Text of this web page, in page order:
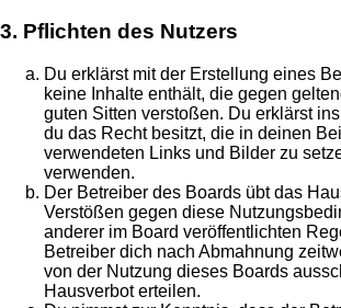
3. Pflichten des Nutzers
Du erklärst mit der Erstellung eines
keine Inhalte enthält, die gegen
guten Sitten verstoßen. Du erklärst
du das Recht besitzt, die in deinen
verwendeten Links und Bilder zu
verwenden.
Der Betreiber des Boards übt das
Verstößen gegen diese
anderer im Board veröffentlichten
Betreiber dich nach Abmahnung
von der Nutzung dieses Boards
Hausverbot erteilen.